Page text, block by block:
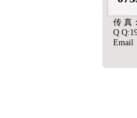
传 真
Q
Email